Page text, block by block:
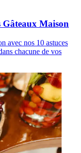
Gâteaux Maison
avec nos 10 astuces
chacune de vos